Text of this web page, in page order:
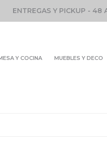
ENTREGAS Y PICKUP - 48
Y COCINA MUEBLES Y DECO